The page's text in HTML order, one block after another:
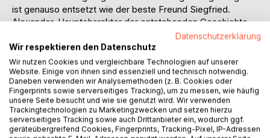
ist genauso entsetzt wie der beste Freund Siegfried.
Alexander, Hauptcharakter der entstehenden Geschichte,
muss beweisen, dass die Leiche eines Homosexuellen im
Heizungskeller nicht sein Werk ist. Die Polizei verdächtigt
nur die Schwulen im Haus. Deshalb sucht er zusammen mit
seinem besten Kumpel den Mörder auf eigene Faust. Das
führt beide durch diverse Betten und bringt doch nicht das
dringend notwendige Ergebnis. Bis plötzlich alle Fakten
zusammenpassen. Nur dass Alex dabei in der Flugbahn
einer Pistolenkugel steht.
Derweil geht es auch in Maximilians Leben drunter und
Datenschutzerklärung
Wir respektieren den Datenschutz
Wir nutzen Cookies und vergleichbare Technologien auf unserer
Website. Einige von ihnen sind essenziell und technisch notwendig.
Daneben verwenden wir Analysemethoden (z. B. Cookies oder
Fingerprints sowie serverseitiges Tracking), um zu messen, wie häufig
unsere Seite besucht und wie sie genutzt wird. Wir verwenden
Trackingtechnologien zu Marketingzwecken und setzen hierzu
serverseitiges Tracking sowie auch Drittanbieter ein, wodurch ggf.
geräteübergreifend Cookies, Fingerprints, Tracking-Pixel, IP-Adressen